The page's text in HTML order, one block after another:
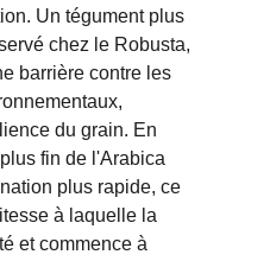
Un tégument plus
chez le Robusta,
barrière contre les
du grain. En
fin de l'Arabica
plus rapide, ce
à laquelle la
et commence à